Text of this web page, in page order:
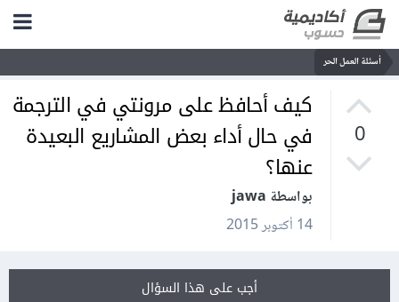
أسئلة العمل الحر
0
كيف أحافظ على مرونتي في الترجمة
في حال أداء بعض المشاريع البعيدة
عنها؟
بواسطة jawa
14 أكتوبر 2015
أجب على هذا السؤال